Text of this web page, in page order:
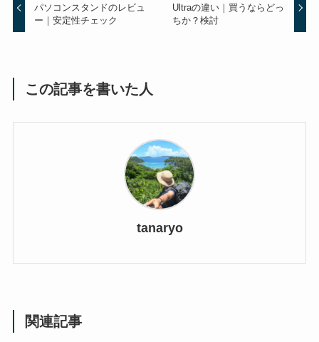
パソコンスタンドのレビュ
ー｜安定性チェック
Ultraの違い｜買うならどっ
ちか？検討
この記事を書いた人
tanaryo
関連記事